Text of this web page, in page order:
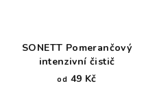
SONETT Pomerančový
intenzivní čistič
od 49 Kč